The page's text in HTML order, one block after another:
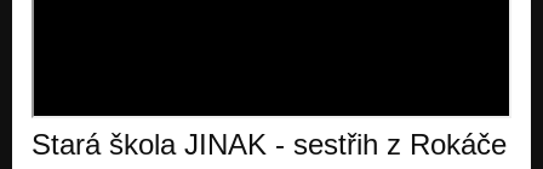
Stará škola JINAK - sestřih z Rokáče